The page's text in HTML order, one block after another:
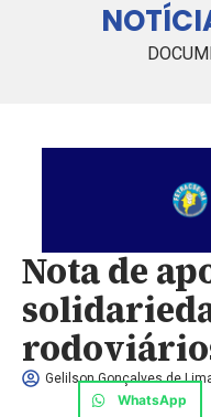
Nota de
Gelilson Gonçalves de
WhatsApp